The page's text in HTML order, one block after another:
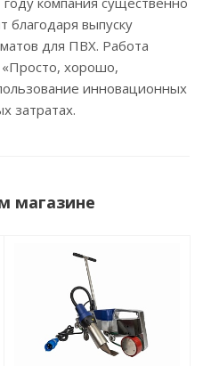
благодаря выпуску
для ПВХ. Работа
хорошо,
инновационных
затратах.
магазине